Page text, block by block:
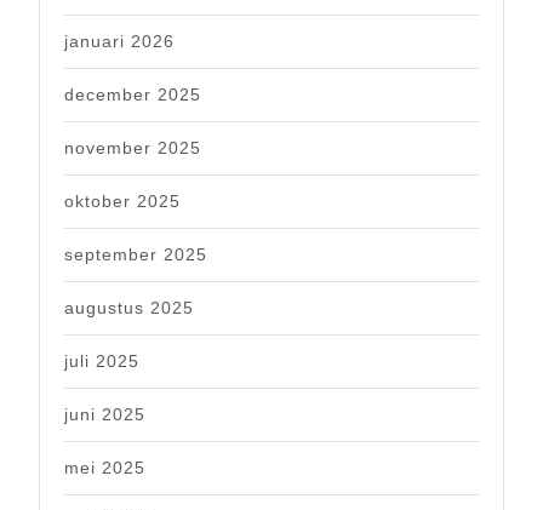
januari 2026
december 2025
november 2025
oktober 2025
september 2025
augustus 2025
juli 2025
juni 2025
mei 2025